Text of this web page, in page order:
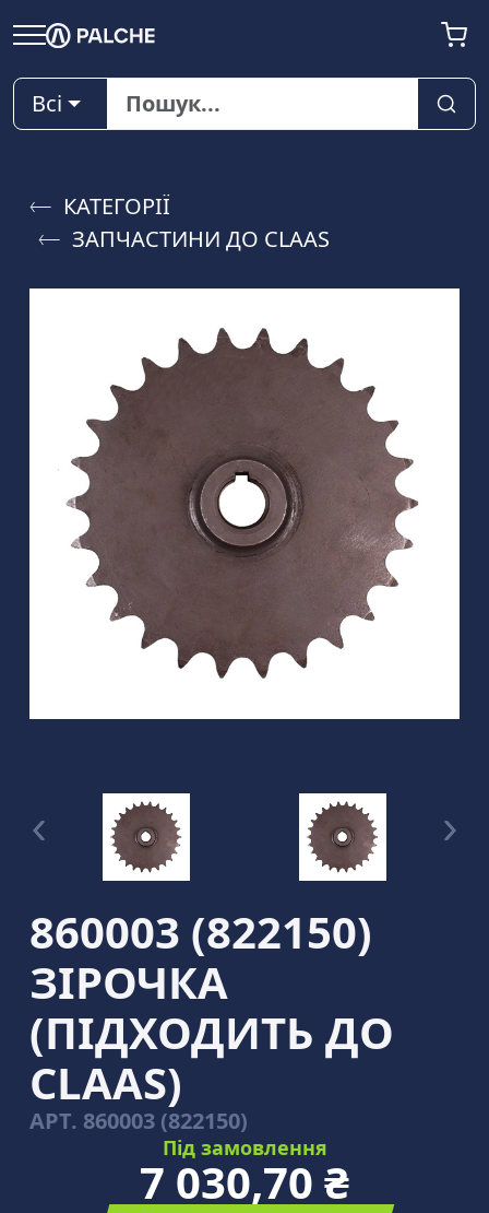
Всі
КАТЕГОРІЇ
ЗАПЧАСТИНИ ДО CLAAS
860003 (822150)
ЗІРОЧКА
(ПІДХОДИТЬ ДО
CLAAS)
АРТ. 860003 (822150)
Під замовлення
7 030,70 ₴